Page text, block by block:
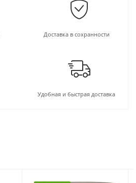
Доставка в сохранности
Удобная и быстрая доставка